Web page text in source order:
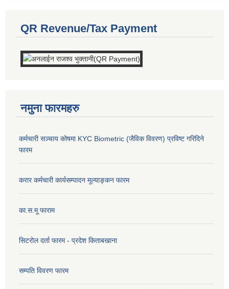
QR Revenue/Tax Payment
नमुना फारमहरु
कर्मचारी सञ्चाय कोषमा KYC Biometric (जैविक विवरण) प्रविष्ट गरिदिने
फारम
करार कर्मचारी कार्यसम्पादन मूल्याङ्कन फारम
का.स.मू फाराम
सिटरोल दर्ता फारम - प्रदेश किताबखाना
सम्पति विवरण फारम